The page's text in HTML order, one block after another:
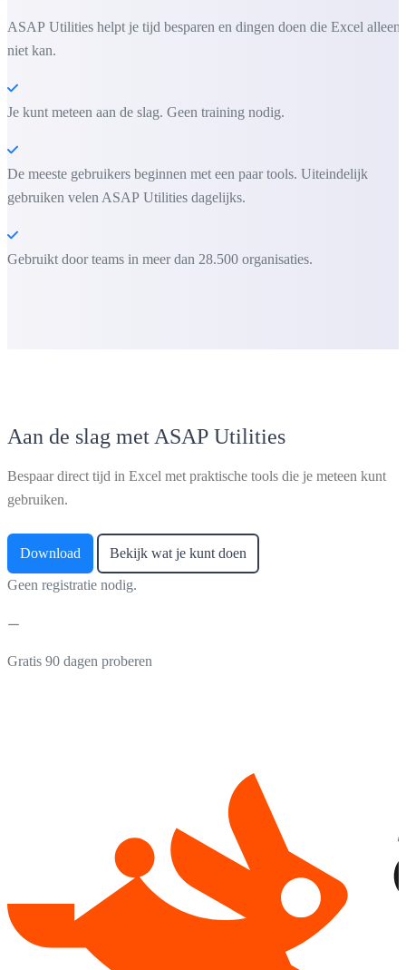
ASAP Utilities helpt je tijd besparen en dingen doen die Excel alleen
niet kan.
Je kunt meteen aan de slag. Geen training nodig.
De meeste gebruikers beginnen met een paar tools. Uiteindelijk
gebruiken velen ASAP Utilities dagelijks.
Gebruikt door teams in meer dan 28.500 organisaties.
Aan de slag met ASAP Utilities
Bespaar direct tijd in Excel met praktische tools die je meteen kunt
gebruiken.
Download Bekijk wat je kunt doen
Geen registratie nodig.
Gratis 90 dagen proberen